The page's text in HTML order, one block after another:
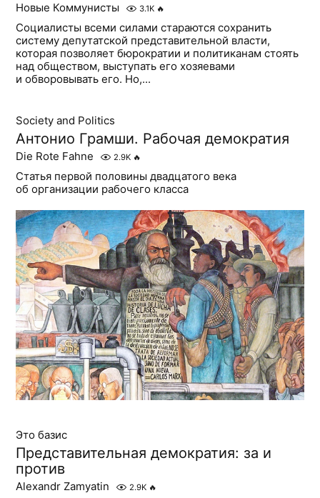
Новые Коммунисты 3.1K 🔥
Социалисты всеми силами стараются сохранить
систему депутатской представительной власти,
которая позволяет бюрократии и политиканам стоять
над обществом, выступать его хозяевами
и обворовывать его. Но,...
Society and Politics
Антонио Грамши. Рабочая демократия
Die Rote Fahne 2.9K 🔥
Статья первой половины двадцатого века
об организации рабочего класса
Это базис
Представительная демократия: за и
против
Alexandr Zamyatin 2.9K 🔥